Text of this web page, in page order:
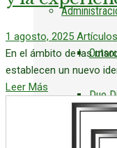
Due
1 agosto, 2025 Artículos
En el ámbito de las
establecen un nuevo
Leer Más